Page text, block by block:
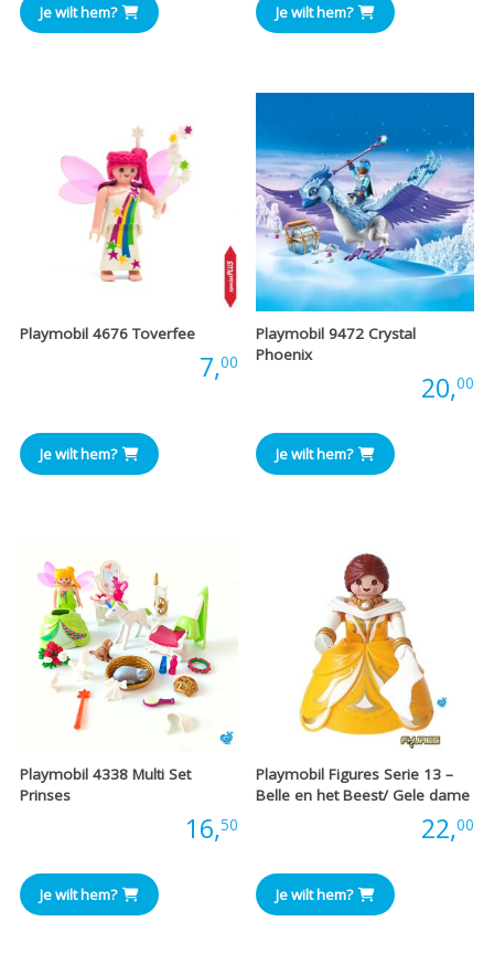
Je wilt hem? Je wilt hem?
Playmobil 4676 Toverfee
7,00
Je wilt hem?
Playmobil 9472 Crystal
Phoenix
20,00
Je wilt hem?
Playmobil 4338 Multi Set
Prinses
16,50
Je wilt hem?
Playmobil Figures Serie 13 –
Belle en het Beest/ Gele dame
22,00
Je wilt hem?